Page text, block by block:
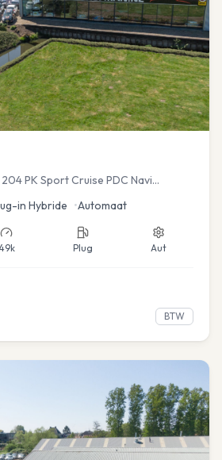
PK Sport Cruise PDC Navi
in Hybride •Automaat
Plug Aut
BTW